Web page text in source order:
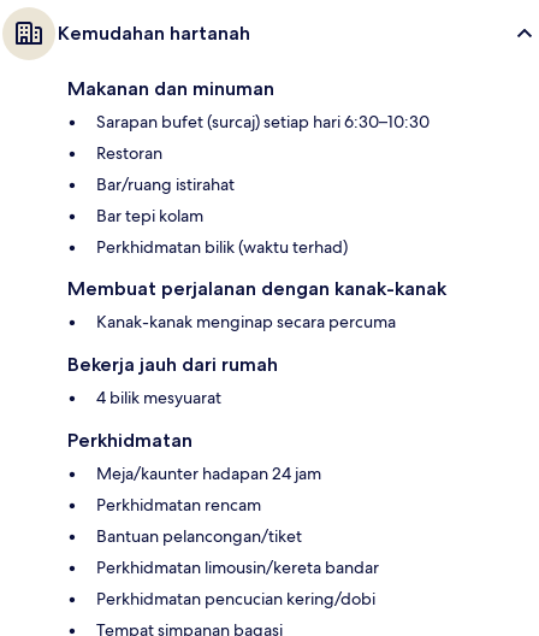
Kemudahan hartanah
Makanan dan minuman
Sarapan bufet (surcaj) setiap hari 6:30–10:30
Restoran
Bar/ruang istirahat
Bar tepi kolam
Perkhidmatan bilik (waktu terhad)
Membuat perjalanan dengan kanak-kanak
Kanak-kanak menginap secara percuma
Bekerja jauh dari rumah
4 bilik mesyuarat
Perkhidmatan
Meja/kaunter hadapan 24 jam
Perkhidmatan rencam
Bantuan pelancongan/tiket
Perkhidmatan limousin/kereta bandar
Perkhidmatan pencucian kering/dobi
Tempat simpanan bagasi